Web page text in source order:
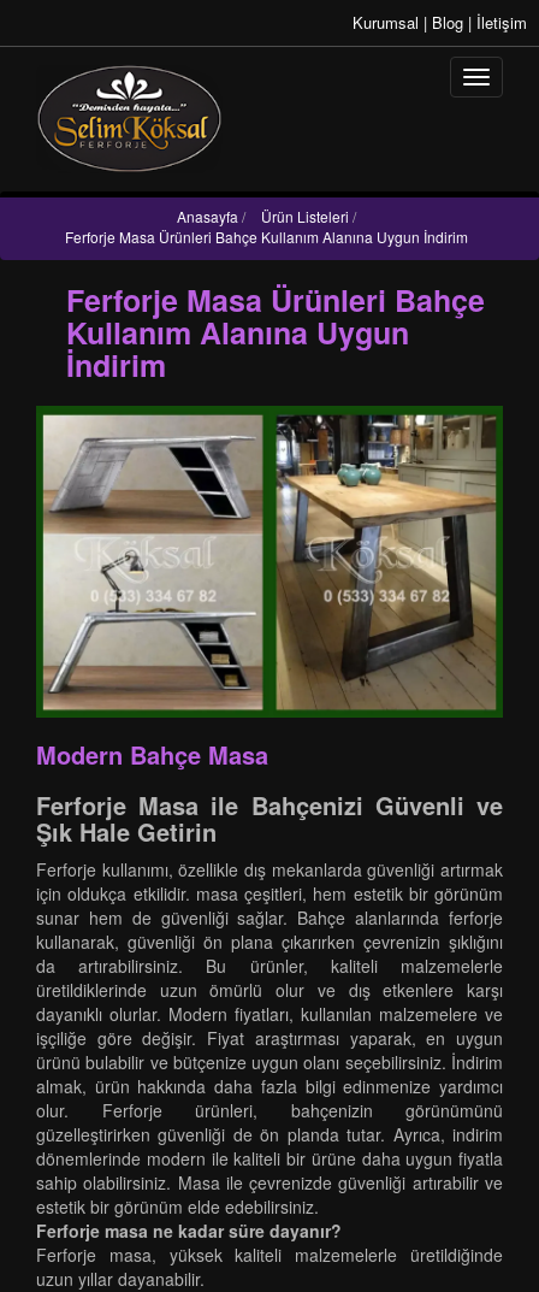
Kurumsal | Blog | İletişim
Anasayfa / Ürün Listeleri /
Ferforje Masa Ürünleri Bahçe Kullanım Alanına Uygun İndirim
Ferforje Masa Ürünleri Bahçe
Kullanım Alanına Uygun
İndirim
Modern Bahçe Masa
Ferforje Masa ile Bahçenizi Güvenli ve
Şık Hale Getirin
Ferforje kullanımı, özellikle dış mekanlarda güvenliği artırmak
için oldukça etkilidir. masa çeşitleri, hem estetik bir görünüm
sunar hem de güvenliği sağlar. Bahçe alanlarında ferforje
kullanarak, güvenliği ön plana çıkarırken çevrenizin şıklığını
da artırabilirsiniz. Bu ürünler, kaliteli malzemelerle
üretildiklerinde uzun ömürlü olur ve dış etkenlere karşı
dayanıklı olurlar. Modern fiyatları, kullanılan malzemelere ve
işçiliğe göre değişir. Fiyat araştırması yaparak, en uygun
ürünü bulabilir ve bütçenize uygun olanı seçebilirsiniz. İndirim
almak, ürün hakkında daha fazla bilgi edinmenize yardımcı
olur. Ferforje ürünleri, bahçenizin görünümünü
güzelleştirirken güvenliği de ön planda tutar. Ayrıca, indirim
dönemlerinde modern ile kaliteli bir ürüne daha uygun fiyatla
sahip olabilirsiniz. Masa ile çevrenizde güvenliği artırabilir ve
estetik bir görünüm elde edebilirsiniz.
Ferforje masa ne kadar süre dayanır?
Ferforje masa, yüksek kaliteli malzemelerle üretildiğinde
uzun yıllar dayanabilir.